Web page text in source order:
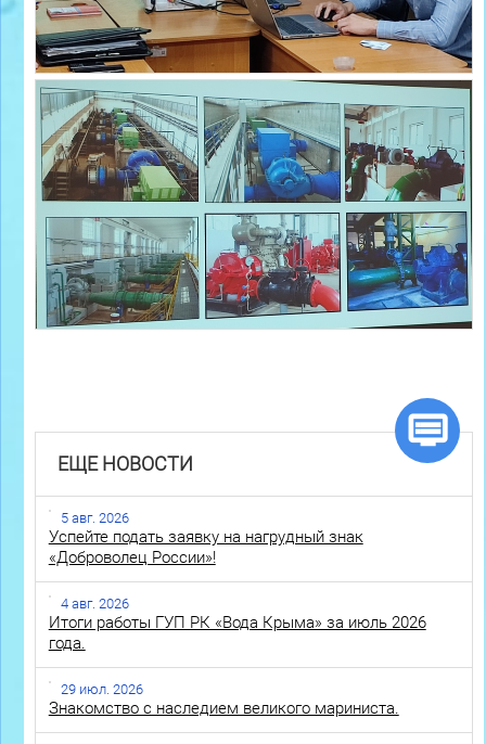
ЕЩЕ НОВОСТИ
5 авг. 2026
Успейте подать заявку на нагрудный знак
«Доброволец России»!
4 авг. 2026
Итоги работы ГУП РК «Вода Крыма» за июль 2026
года.
29 июл. 2026
Знакомство с наследием великого мариниста.